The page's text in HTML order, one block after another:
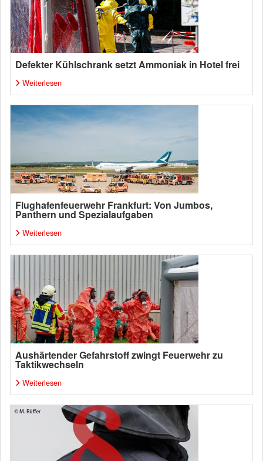
Defekter Kühlschrank setzt Ammoniak in Hotel frei
Weiterlesen
Flughafenfeuerwehr Frankfurt: Von Jumbos,
Panthern und Spezialaufgaben
Weiterlesen
Aushärtender Gefahrstoff zwingt Feuerwehr zu
Taktikwechseln
Weiterlesen